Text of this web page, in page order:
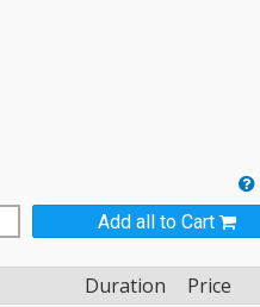
Add all to Cart
Duration Price